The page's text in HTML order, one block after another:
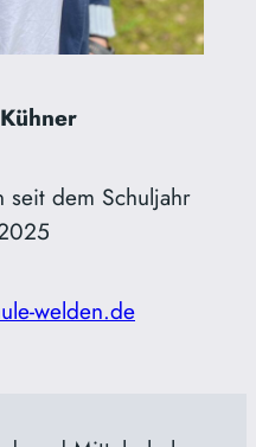
seit dem Schuljahr
welden.de